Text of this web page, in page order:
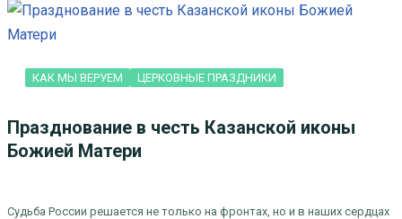
КАК МЫ ВЕРУЕМ ЦЕРКОВНЫЕ ПРАЗДНИКИ
Празднование в честь Казанской иконы
Божией Матери
Судьба России решается не только на фронтах, но и в наших сердцах